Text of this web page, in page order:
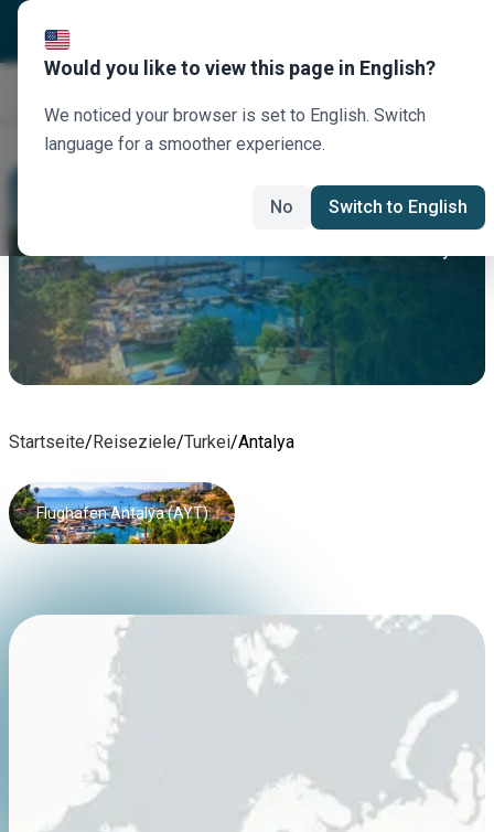
Antalya Autovermietung
Startseite/Reiseziele/Turkei/Antalya
Flughafen Antalya (AYT)
Would you like to view this page in English?
We noticed your browser is set to English. Switch
language for a smoother experience.
No Switch to English